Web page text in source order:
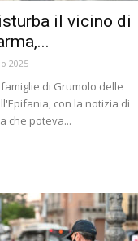
il vicino di
2025
di Grumolo delle
con la notizia di
che poteva...